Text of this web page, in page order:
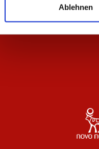
Ablehnen